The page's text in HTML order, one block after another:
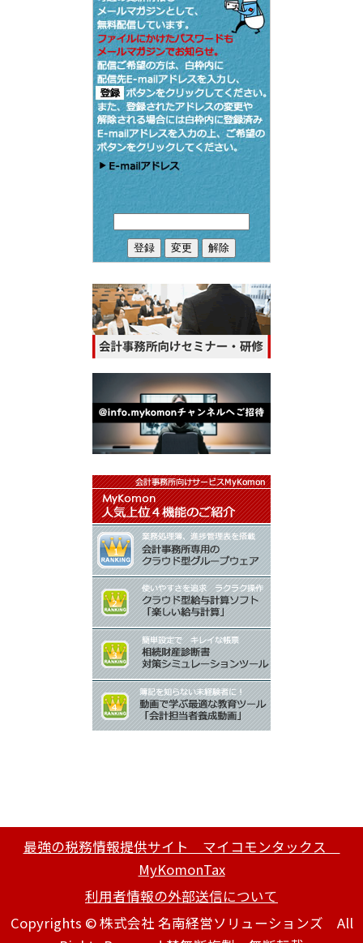
最強の税務情報提供サイト マイコモンタックス
MyKomonTax
利用者情報の外部送信について
Copyrights © 株式会社 名南経営ソリューションズ All